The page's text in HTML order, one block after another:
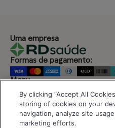
Uma empresa
Formas de pagamento:
Menu
Como funciona
Para Instituições
Bulas
Blog
Ajuda
By clicking “Accept All
storing of cookies on your
navigation, analyze site
marketing efforts.